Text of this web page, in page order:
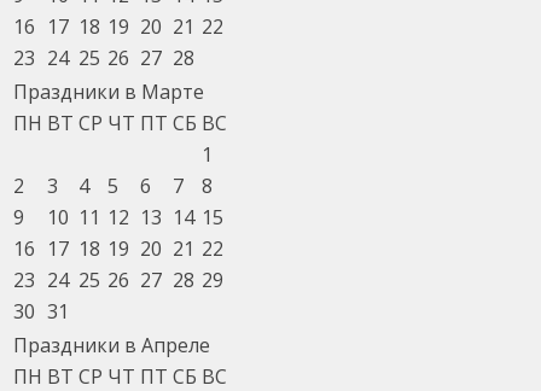
16 17 18 19 20 21 22
23 24 25 26 27 28
Праздники в Марте
ПН ВТ СР ЧТ ПТ СБ ВС
1
2
3 4 5 6 7
8
9
10 11 12 13 14 15
16 17 18 19 20 21 22
23 24 25 26 27 28 29
30 31
Праздники в Апреле
ПН ВТ СР ЧТ ПТ СБ ВС